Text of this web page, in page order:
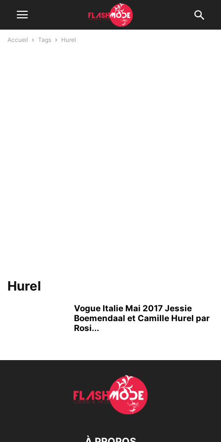
Accueil Tags Hurel
Hurel
Vogue Italie Mai 2017 Jessie
Boemendaal et Camille Hurel par
Rosi...